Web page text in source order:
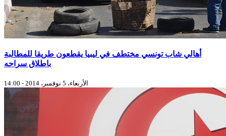
أهالي شاب تونسي مختطف في ليبيا يقطعون طريقا للمطالبة
باطلاق سراحه
الأربعاء، 5 نوفمبر، 2014 - 14:00